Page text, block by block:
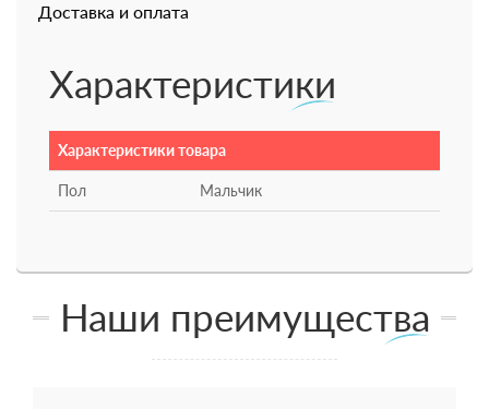
Доставка и оплата
Характеристики
Характеристики товара
Пол Мальчик
Наши преимущества